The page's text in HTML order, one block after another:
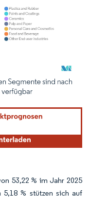
erfordert Namensnennung
53,22 % im Jahr 2025
% stützen sich auf